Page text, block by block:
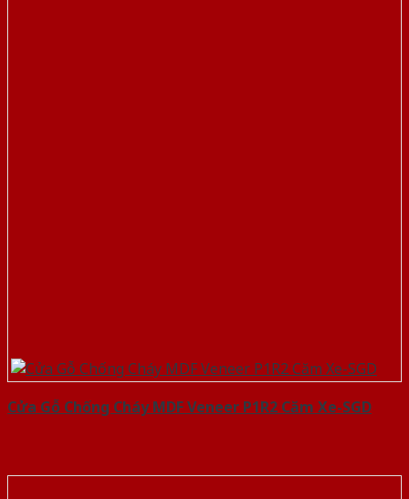
Cửa Gỗ Chống Cháy MDF Veneer P1R2 Căm Xe-SGD